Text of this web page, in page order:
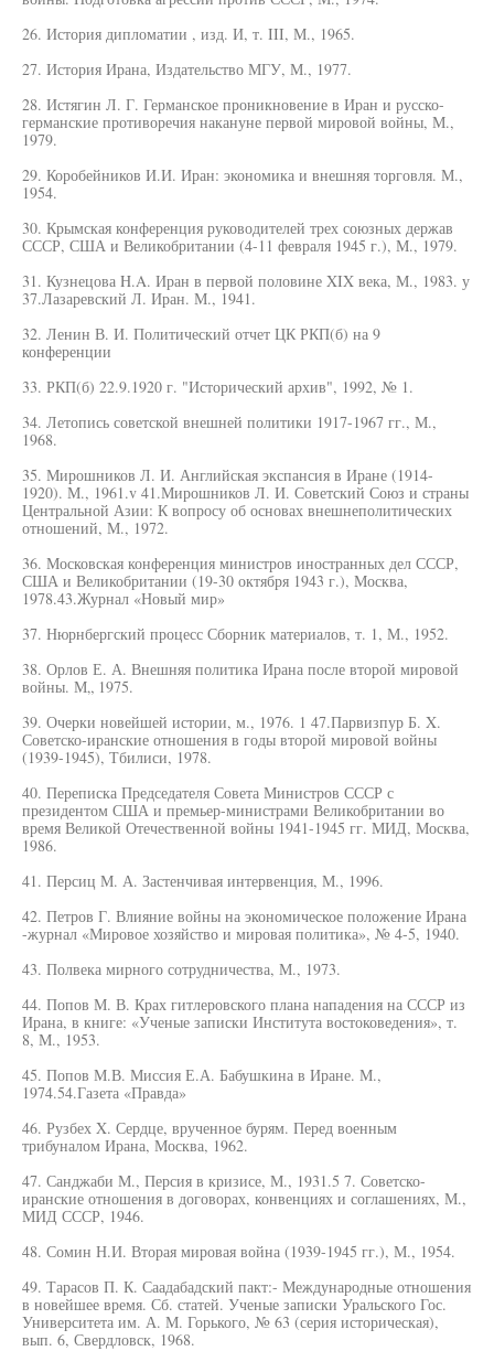
26. История дипломатии , изд. И, т. III, М., 1965.
27. История Ирана, Издательство МГУ, М., 1977.
28. Истягин Л. Г. Германское проникновение в Иран и русско-
германские противоречия накануне первой мировой войны, М.,
1979.
29. Коробейников И.И. Иран: экономика и внешняя торговля. М.,
1954.
30. Крымская конференция руководителей трех союзных держав
СССР, США и Великобритании (4-11 февраля 1945 г.), М., 1979.
31. Кузнецова H.A. Иран в первой половине XIX века, М., 1983. у
37.Лазаревский Л. Иран. М., 1941.
32. Ленин В. И. Политический отчет ЦК РКП(б) на 9
конференции
33. РКП(б) 22.9.1920 г. "Исторический архив", 1992, № 1.
34. Летопись советской внешней политики 1917-1967 гг., М.,
1968.
35. Мирошников Л. И. Английская экспансия в Иране (1914-
1920). М., 1961.v 41.Мирошников Л. И. Советский Союз и страны
Центральной Азии: К вопросу об основах внешнеполитических
отношений, М., 1972.
36. Московская конференция министров иностранных дел СССР,
США и Великобритании (19-30 октября 1943 г.), Москва,
1978.43.Журнал «Новый мир»
37. Нюрнбергский процесс Сборник материалов, т. 1, М., 1952.
38. Орлов Е. А. Внешняя политика Ирана после второй мировой
войны. М„ 1975.
39. Очерки новейшей истории, м., 1976. 1 47.Парвизпур Б. X.
Советско-иранские отношения в годы второй мировой войны
(1939-1945), Тбилиси, 1978.
40. Переписка Председателя Совета Министров СССР с
президентом США и премьер-министрами Великобритании во
время Великой Отечественной войны 1941-1945 гг. МИД, Москва,
1986.
41. Персиц М. А. Застенчивая интервенция, М., 1996.
42. Петров Г. Влияние войны на экономическое положение Ирана
-журнал «Мировое хозяйство и мировая политика», № 4-5, 1940.
43. Полвека мирного сотрудничества, М., 1973.
44. Попов М. В. Крах гитлеровского плана нападения на СССР из
Ирана, в книге: «Ученые записки Института востоковедения», т.
8, М., 1953.
45. Попов М.В. Миссия Е.А. Бабушкина в Иране. М.,
1974.54.Газета «Правда»
46. Рузбех X. Сердце, врученное бурям. Перед военным
трибуналом Ирана, Москва, 1962.
47. Санджаби М., Персия в кризисе, М., 1931.5 7. Советско-
иранские отношения в договорах, конвенциях и соглашениях, М.,
МИД СССР, 1946.
48. Сомин Н.И. Вторая мировая война (1939-1945 гг.), М., 1954.
49. Тарасов П. К. Саадабадский пакт:- Международные отношения
в новейшее время. Сб. статей. Ученые записки Уральского Гос.
Университета им. А. М. Горького, № 63 (серия историческая),
вып. 6, Свердловск, 1968.